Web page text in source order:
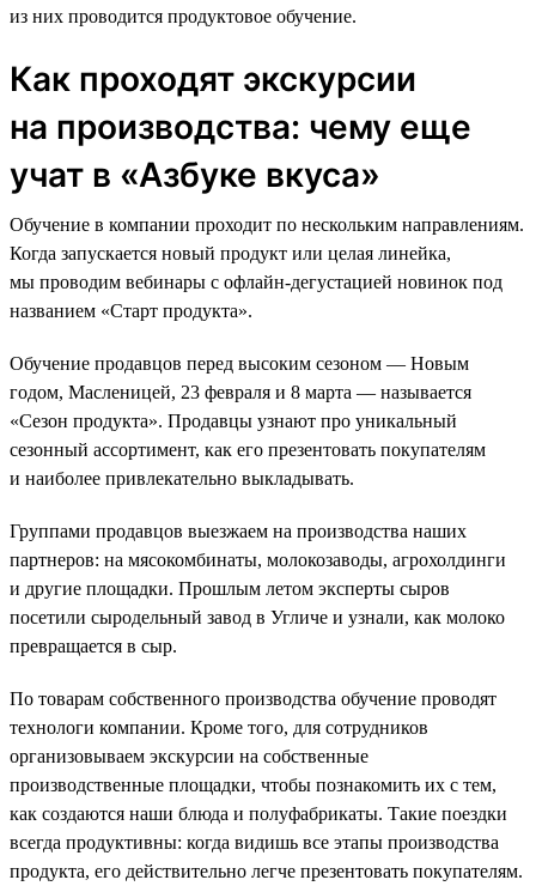
из них проводится продуктовое обучение.
Как проходят экскурсии
на производства: чему еще
учат в «Азбуке вкуса»
Обучение в компании проходит по нескольким направлениям.
Когда запускается новый продукт или целая линейка,
мы проводим вебинары с офлайн-дегустацией новинок под
названием «Старт продукта».
Обучение продавцов перед высоким сезоном — Новым
годом, Масленицей, 23 февраля и 8 марта — называется
«Сезон продукта». Продавцы узнают про уникальный
сезонный ассортимент, как его презентовать покупателям
и наиболее привлекательно выкладывать.
Группами продавцов выезжаем на производства наших
партнеров: на мясокомбинаты, молокозаводы, агрохолдинги
и другие площадки. Прошлым летом эксперты сыров
посетили сыродельный завод в Угличе и узнали, как молоко
превращается в сыр.
По товарам собственного производства обучение проводят
технологи компании. Кроме того, для сотрудников
организовываем экскурсии на собственные
производственные площадки, чтобы познакомить их с тем,
как создаются наши блюда и полуфабрикаты. Такие поездки
всегда продуктивны: когда видишь все этапы производства
продукта, его действительно легче презентовать покупателям.